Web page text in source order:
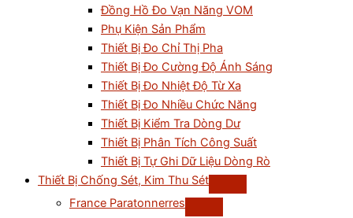
Đồng Hồ Đo Vạn Năng VOM
Phụ Kiện Sản Phẩm
Thiết Bị Đo Chỉ Thị Pha
Thiết Bị Đo Cường Độ Ánh Sáng
Thiết Bị Đo Nhiệt Độ Từ Xa
Thiết Bị Đo Nhiều Chức Năng
Thiết Bị Kiểm Tra Dòng Dư
Thiết Bị Phân Tích Công Suất
Thiết Bị Tự Ghi Dữ Liệu Dòng Rò
Thiết Bị Chống Sét, Kim Thu Sét
France Paratonnerres